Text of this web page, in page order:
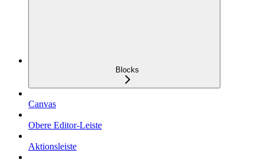
Blocks
Canvas
Obere Editor-Leiste
Aktionsleiste